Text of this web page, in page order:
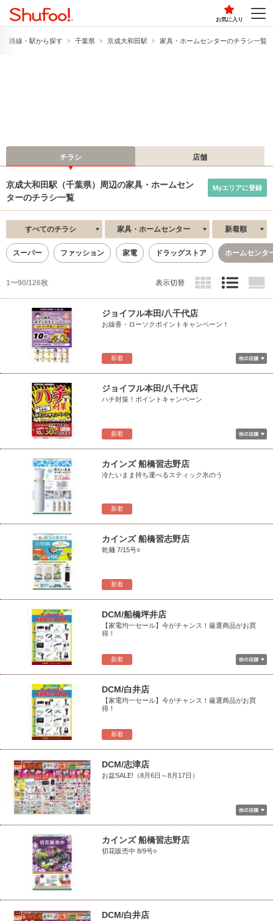
お気に入り
路線・駅から探す 千葉県 京成大和田駅 家具・ホームセンターのチラシ一覧
チラシ 店舗
京成大和田駅（千葉県）周辺の家具・ホームセン
ターのチラシ一覧
Myエリアに登録
すべてのチラシ 家具・ホームセンター 新着順
スーパー ファッション 家電 ドラッグストア ホームセンタ
1〜90/126枚 表示切替
新着
ジョイフル本田/八千代店
お線香・ローソクポイントキャンペーン！
新着
ジョイフル本田/八千代店
ハチ対策！ポイントキャンペーン
新着
カインズ 船橋習志野店
冷たいまま持ち運べるスティック氷のう
新着
カインズ 船橋習志野店
乾麺 7/15号○
新着
DCM/船橋坪井店
【家電均一セール】今がチャンス！厳選商品がお買
得！
新着
DCM/白井店
【家電均一セール】今がチャンス！厳選商品がお買
得！
DCM/志津店
お盆SALE!（8月6日～8月17日）
カインズ 船橋習志野店
切花販売中 8/9号○
DCM/白井店